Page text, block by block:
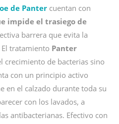
de Panter cuentan con
impide el trasiego de
barrera que evita la
tratamiento Panter
crecimiento de bacterias sino
con un principio activo
en el calzado durante toda su
con los lavados, a
antibacterianas. Efectivo con